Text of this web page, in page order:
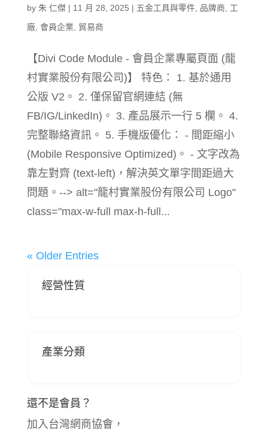
by 朱 仁傑| 11 月 28, 2025 | 五金工具與零件, 品牌商
工
廠, 會員企業 貿易商
【Divi Code Module - 會員企業專屬頁面 (龍
村實業股份有限公司)】 特色： 1. 基於通用
公版 V2。 2. 僅保留官網連結 (無
FB/IG/LinkedIn)。 3. 產品展示一行 5 欄。 4.
完整聯絡資訊。 5. 手機版優化： - 間距縮小
(Mobile Responsive Optimized)。 - 文字改為
靠左對齊 (text-left)，解決英文單字間距過大
問題。--> alt="龍村實業股份有限公司 Logo"
class="max-w-full max-h-full...
« Older Entries
經營性質
產業分類
還不是會員？
加入台灣網商協會，